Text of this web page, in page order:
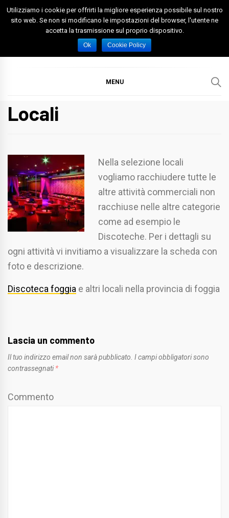
Skip
Spazio Foggia
Foggia News Calcio Eventi e Attività nella Capitanata
MENU
Locali
Nella selezione locali
vogliamo racchiudere tutte le
altre attività commerciali non
racchiuse nelle altre categorie
come ad esempio le
Discoteche. Per i dettagli su
ogni attività vi invitiamo a visualizzare la scheda con
foto e descrizione.
Discoteca foggia e altri locali nella provincia di foggia
Lascia un commento
Il tuo indirizzo email non sarà pubblicato. I campi obbligatori sono
contrassegnati *
Commento
Utilizziamo i cookie per offrirti la migliore esperienza possibile sul nostro
sito web. Se non si modificano le impostazioni del browser, l'utente ne
accetta la trasmissione sul proprio dispositivo.
Ok Cookie Policy